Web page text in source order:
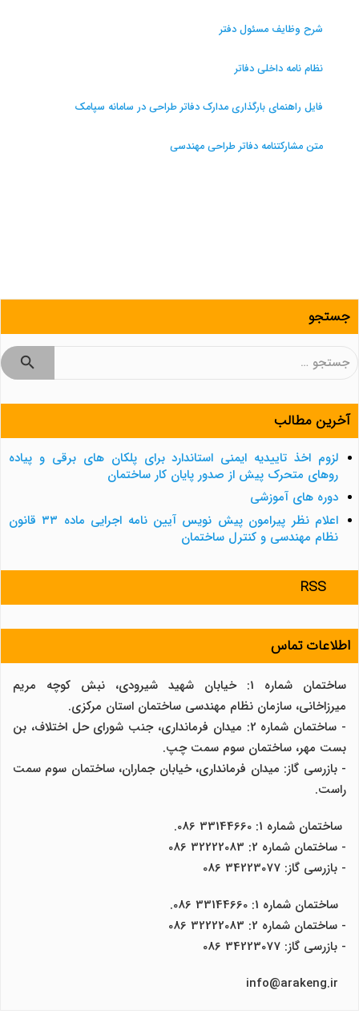
شرح وظایف مسئول دفتر
نظام نامه داخلی دفاتر
فایل راهنمای بارگذاری مدارک دفاتر طراحی در سامانه سپامک
متن مشارکتنامه دفاتر طراحی مهندسی
جستجو
جستجو
آخرین مطالب
لزوم اخذ تاییدیه ایمنی استاندارد برای پلکان های برقی و پیاده
روهای متحرک پیش از صدور پایان کار ساختمان
دوره های آموزشی
اعلام نظر پیرامون پیش نویس آیین نامه اجرایی ماده ۳۳ قانون
نظام مهندسی و کنترل ساختمان
RSS
اطلاعات تماس
ساختمان شماره 1: خیابان شهید شیرودی، نبش کوچه مریم
میرزاخانی، سازمان نظام مهندسی ساختمان استان مرکزی.
- ساختمان شماره 2: میدان فرمانداری، جنب شورای حل اختلاف، بن
بست مهر، ساختمان سوم سمت چپ.
- بازرسی گاز: میدان فرمانداری، خیابان جماران، ساختمان سوم سمت
راست.
ساختمان شماره 1: 33144660 086.
- ساختمان شماره 2: 32222083 086
- بازرسی گاز: 34223077 086
ساختمان شماره 1: 33144660 086.
- ساختمان شماره 2: 32222083 086
- بازرسی گاز: 34223077 086